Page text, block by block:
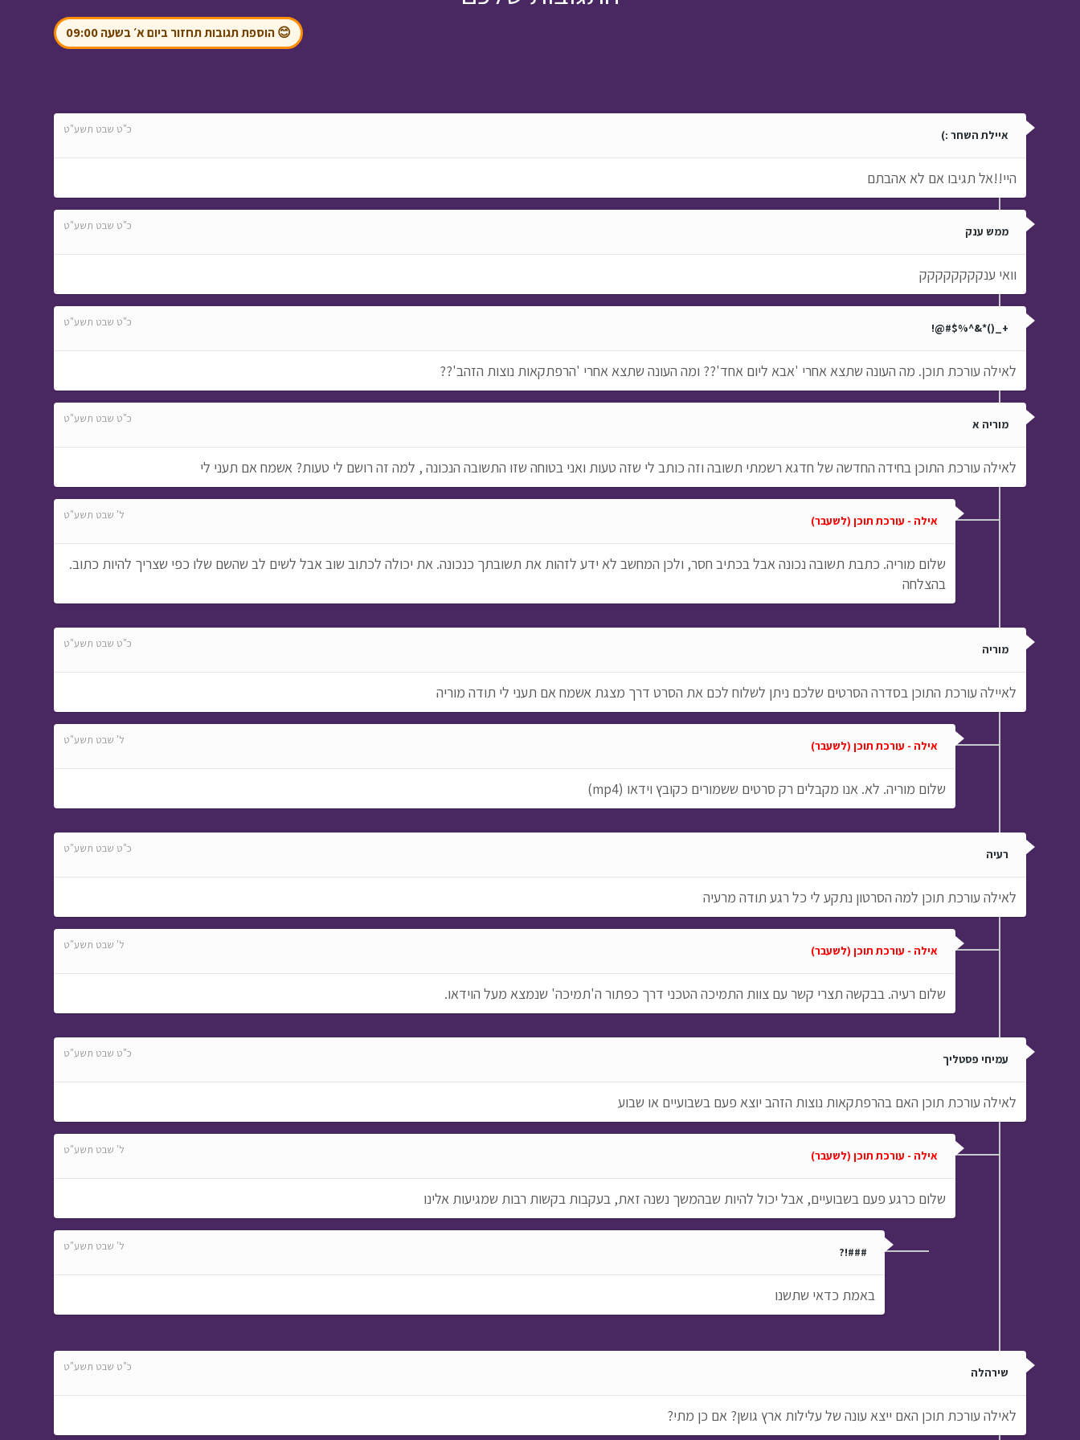
הסיפורים
בול בפוני - חבר חדש
מתוך בול בפוני
😊 הוספת תגובות תחזור ביום א׳ בשעה 09:00
איילת השחר :) כ"ט שבט תשע"ט
היי!!אל תגיבו אם לא אהבתם
ממש ענק כ"ט שבט תשע"ט
וואי ענקקקקקקקק
+_()*&^%$#@! כ"ט שבט תשע"ט
לאילה עורכת תוכן. מה העונה שתצא אחרי 'אבא ליום אחד'?? ומה העונה שתצא אחרי 'הרפתקאות נוצות הזהב'??
מוריה א כ"ט שבט תשע"ט
לאילה עורכת התוכן בחידה החדשה של חדגא רשמתי תשובה וזה כותב לי שזה טעות ואני בטוחה שזו התשובה הנכונה , למה זה רושם לי טעות? אשמח אם תעני לי
אילה - עורכת תוכן (לשעבר) ל' שבט תשע"ט
שלום מוריה. כתבת תשובה נכונה אבל בכתיב חסר, ולכן המחשב לא ידע לזהות את תשובתך כנכונה. את יכולה לכתוב שוב אבל לשים לב שהשם שלו כפי שצריך להיות כתוב.
בהצלחה
מוריה כ"ט שבט תשע"ט
לאיילה עורכת התוכן בסדרה הסרטים שלכם ניתן לשלוח לכם את הסרט דרך מצגת אשמח אם תעני לי תודה מוריה
אילה - עורכת תוכן (לשעבר) ל' שבט תשע"ט
שלום מוריה. לא. אנו מקבלים רק סרטים ששמורים כקובץ וידאו (mp4)
רעיה כ"ט שבט תשע"ט
לאילה עורכת תוכן למה הסרטון נתקע לי כל רגע תודה מרעיה
אילה - עורכת תוכן (לשעבר) ל' שבט תשע"ט
שלום רעיה. בבקשה תצרי קשר עם צוות התמיכה הטכני דרך כפתור ה'תמיכה' שנמצא מעל הוידאו.
עמיחי פסטליך כ"ט שבט תשע"ט
לאילה עורכת תוכן האם בהרפתקאות נוצות הזהב יוצא פעם בשבועיים או שבוע
אילה - עורכת תוכן (לשעבר) ל' שבט תשע"ט
שלום כרגע פעם בשבועיים, אבל יכול להיות שבהמשך נשנה זאת, בעקבות בקשות רבות שמגיעות אלינו
###!? ל' שבט תשע"ט
באמת כדאי שתשנו
שירהלה כ"ט שבט תשע"ט
לאילה עורכת תוכן האם ייצא עונה של עלילות ארץ גושן? אם כן מתי?